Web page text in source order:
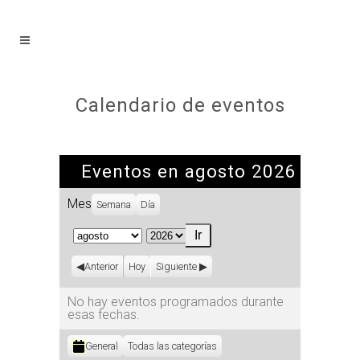
Calendario de eventos
Eventos en agosto 2026
Mes Semana Día
Mes
Año
Anterior Hoy Siguiente
No hay eventos programados durante
esas fechas.
Categorías
General Todas las categorías